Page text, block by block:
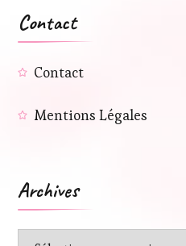
Contact
Contact
Mentions Légales
Archives
Archives